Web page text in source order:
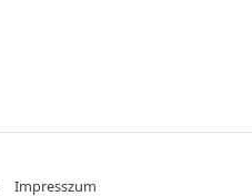
Impresszum